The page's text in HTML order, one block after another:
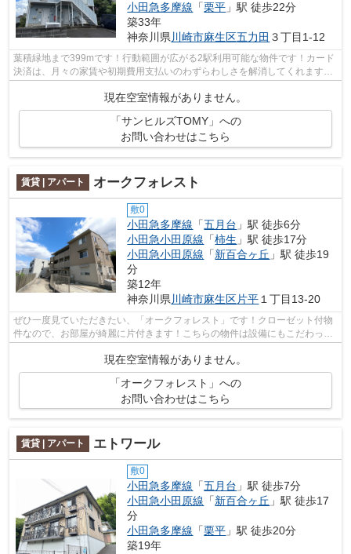
小田急多摩線 「栗平 」駅 徒歩22分
築33年
神奈川県 川崎市麻生区五力田 ３丁目1-12
葉積緑地まで399mです！行動範囲が広がる2駅利用可能な物件です！カード
決済は、月々の家賃や初期費用支払いのわずらわしさを解消してくれます！
現在空室情報がありません。
「サンヒルズTOMY」への
お問い合わせはこちら
賃貸 | アパート オークフォレスト
敷0
小田急多摩線 「五月台 」駅 徒歩6分
小田急小田原線 「柿生 」駅 徒歩17分
小田急小田原線 「新百合ヶ丘 」駅 徒歩19
分
築12年
神奈川県 川崎市麻生区片平 １丁目13-20
ぜひ一度見ていただきたい、「オークフォレスト」です！クローゼット付物
件なので、お部屋が綺麗に片付きます！こちらの物件は設備にもこだわった
造りのお部屋です！自走式駐車場を備...
現在空室情報がありません。
「オークフォレスト」への
お問い合わせはこちら
賃貸 | アパート エトワール
敷0
小田急多摩線 「五月台 」駅 徒歩7分
小田急小田原線 「新百合ヶ丘 」駅 徒歩17
分
小田急多摩線 「栗平 」駅 徒歩20分
築19年